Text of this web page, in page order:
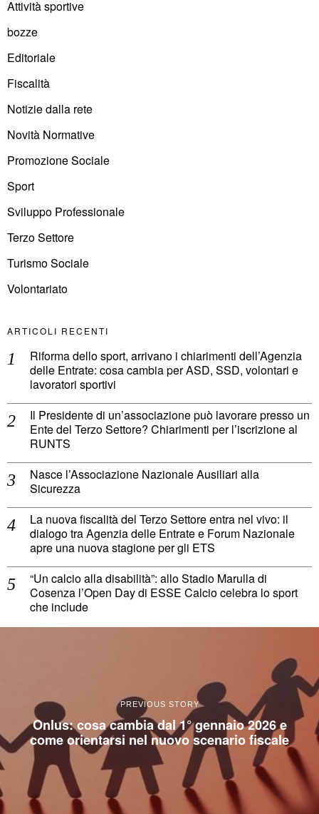
Attività sportive
bozze
Editoriale
Fiscalità
Notizie dalla rete
Novità Normative
Promozione Sociale
Sport
Sviluppo Professionale
Terzo Settore
Turismo Sociale
Volontariato
ARTICOLI RECENTI
Riforma dello sport, arrivano i chiarimenti dell’Agenzia
delle Entrate: cosa cambia per ASD, SSD, volontari e
lavoratori sportivi
Il Presidente di un’associazione può lavorare presso un
Ente del Terzo Settore? Chiarimenti per l’iscrizione al
RUNTS
Nasce l’Associazione Nazionale Ausiliari alla
Sicurezza
La nuova fiscalità del Terzo Settore entra nel vivo: il
dialogo tra Agenzia delle Entrate e Forum Nazionale
apre una nuova stagione per gli ETS
“Un calcio alla disabilità”: allo Stadio Marulla di
Cosenza l’Open Day di ESSE Calcio celebra lo sport
che include
PREVIOUS STORY
Onlus: cosa cambia dal 1° gennaio 2026 e
come orientarsi nel nuovo scenario fiscale